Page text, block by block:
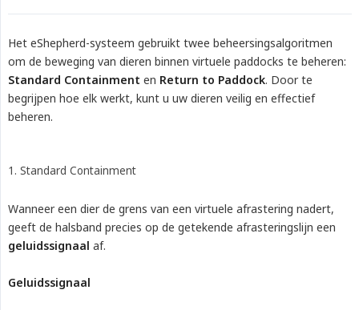
Het eShepherd-systeem gebruikt twee beheersingsalgoritmen
om de beweging van dieren binnen virtuele paddocks te beheren:
Standard Containment en Return to Paddock. Door te
begrijpen hoe elk werkt, kunt u uw dieren veilig en effectief
beheren.
1. Standard Containment
Wanneer een dier de grens van een virtuele afrastering nadert,
geeft de halsband precies op de getekende afrasteringslijn een
geluidssignaal af.
Geluidssignaal